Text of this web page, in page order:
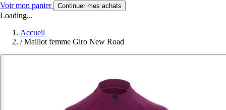
Voir mon panier Continuer mes achats
Loading...
Accueil
/ Maillot femme Giro New Road